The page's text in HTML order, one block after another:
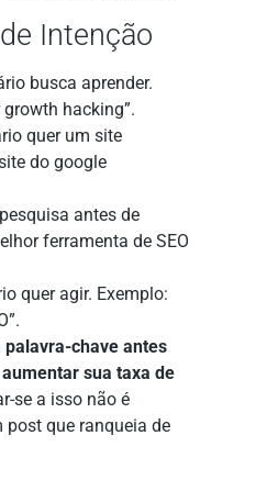
Intenção
busca aprender.
hacking”.
quer um site
do google
antes de
ferramenta de SEO
quer agir. Exemplo:
palavra-chave antes
sua taxa de
se a isso não é
post que ranqueia de